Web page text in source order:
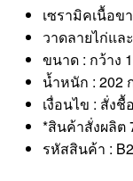
เซรามิคเนื้อข
วาดลายไก่แล
ขนาด : กว้าง
น้ำหนัก : 202
เงื่อนไข : สั่ง
*สินค้าสั่งผลิต
รหัสสินค้า :